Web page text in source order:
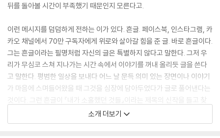
뒤를 돌아볼 시간이 부족했기 때문인지 모른다고.
이런 메시지를 덤덤하게 전하는 이가 있다. 흔글. 페이스북, 인스타그램, 카
카오 채널에서 70만 구독자에게 위로와 살아갈 힘을 준 글. 바로 흔글이다.
그는 흔글이라는 필명처럼 자신의 글은 특별하지 않다고 말한다. 그저 우
리가 무심코 스쳐 지나가는 시간 속에서 이야기를 꺼내 올리듯 글을 쓴다
고 말한다. 평범한 일상을 보내다 어느 날 문득 의미 있는 장면이나 이야기
가 마음에 스며들어왔을 때 그것을 심장에 담아두었다가 글로 풀어낸다는
것이다. 그런 흔글이 『내가 소홀했던 것들』이라는 제목의 신작을 들고 찾
소개 더보기